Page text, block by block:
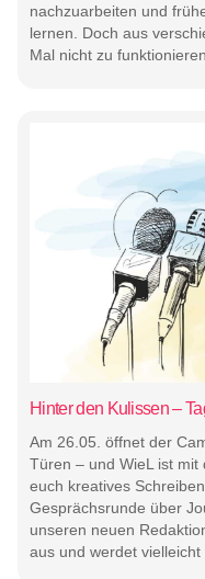
nachzuarbeiten und
lernen. Doch aus
Mal nicht zu
Hinter den Kulissen –
Am 26.05. öffnet der
Türen – und WieL ist
euch kreatives
Gesprächsrunde über
unseren neuen
aus und werdet vielleicht